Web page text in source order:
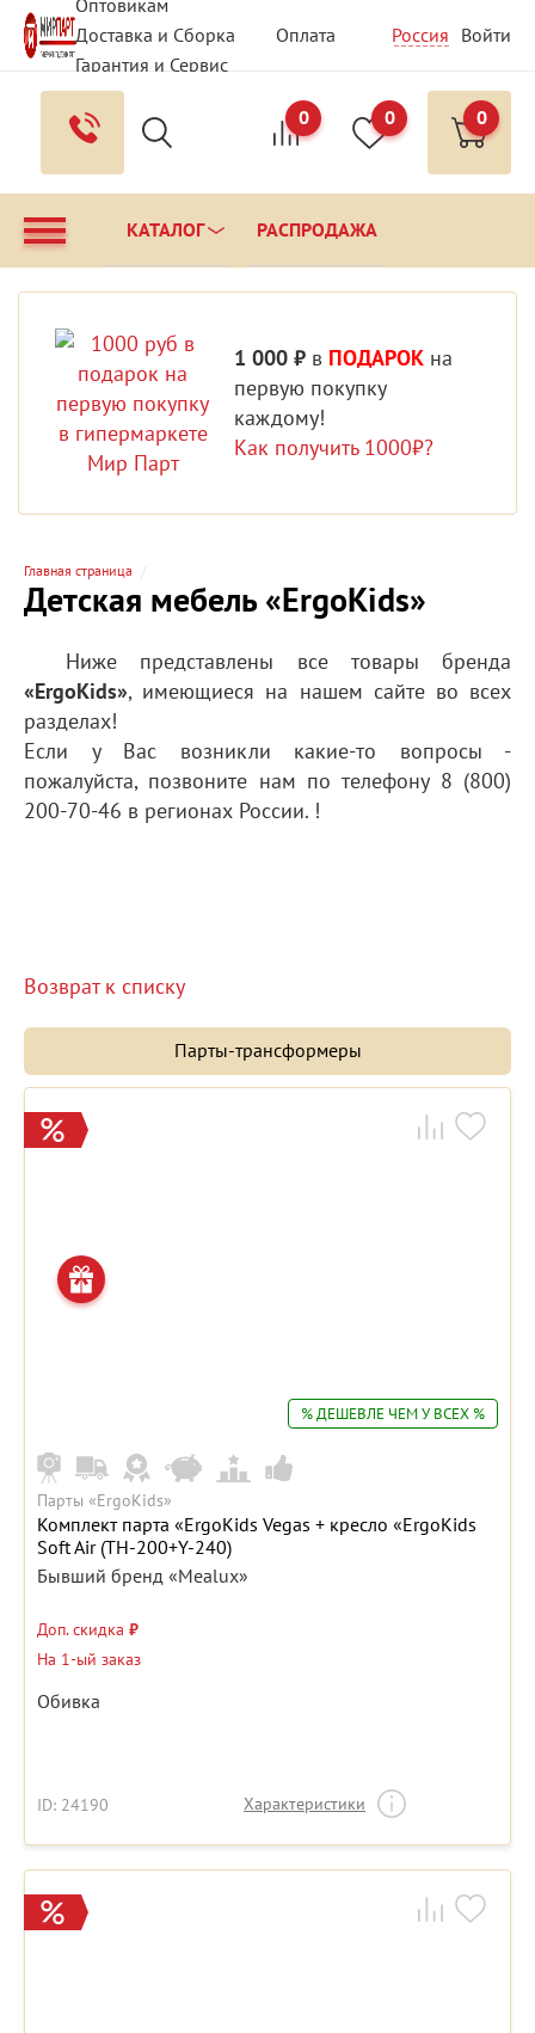
Оптовикам
Доставка и Сборка
Оплата
Гарантия и Сервис
Вопрос - Ответ
Контакты
Россия Войти
0 0 0
КАТАЛОГ РАСПРОДАЖА
1 000 ₽ в ПОДАРОК на
первую покупку
каждому!
Как получить 1000₽?
Главная страница
Детская мебель «ErgoKids»
Ниже представлены все товары бренда
«ErgoKids», имеющиеся на нашем сайте во всех
разделах!
Если у Вас возникли какие-то вопросы -
пожалуйста, позвоните нам по телефону 8 (800)
200-70-46 в регионах России. !
Возврат к списку
Парты-трансформеры
% ДЕШЕВЛЕ ЧЕМ У ВСЕХ %
Парты «ErgoKids»
Комплект парта «ErgoKids Vegas + кресло «ErgoKids
Soft Air (TH-200+Y-240)
Бывший бренд «Mealux»
Доп. скидка ₽
На 1-ый заказ
Обивка
ID: 24190 Характеристики